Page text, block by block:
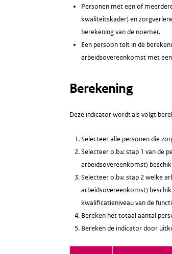
Personen met een of
kwaliteitskader) en
berekening van de noemer.
Een persoon telt in de
arbeidsovereenkomst met
Berekening
Deze indicator wordt als volgt
Selecteer alle personen die
Selecteer o.b.v. stap 1 van de
arbeidsovereenkomst)
Selecteer o.b.v. stap 2 welke
arbeidsovereenkomst)
kwalificatieniveau van de
Bereken het totaal aantal
Bereken de indicator door